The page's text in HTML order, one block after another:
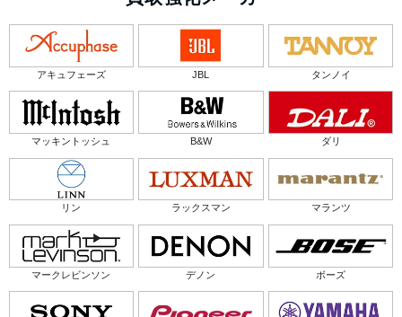
アキュフェーズ JBL タンノイ
マッキントッシュ B&W ダリ
リン ラックスマン マランツ
マークレビンソン デノン ボーズ